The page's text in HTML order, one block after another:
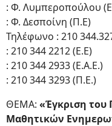
: Φ. Λυμπεροπούλου
: Φ. Δεσποίνη (Π.Ε)
Τηλέφωνο : 210
: 210 344 2212 (E.E)
: 210 344 2933 (E.A.E.)
: 210 344 3293 (Π.Ε.)
ΘΕΜΑ: «Έγκριση του
Μαθητικών